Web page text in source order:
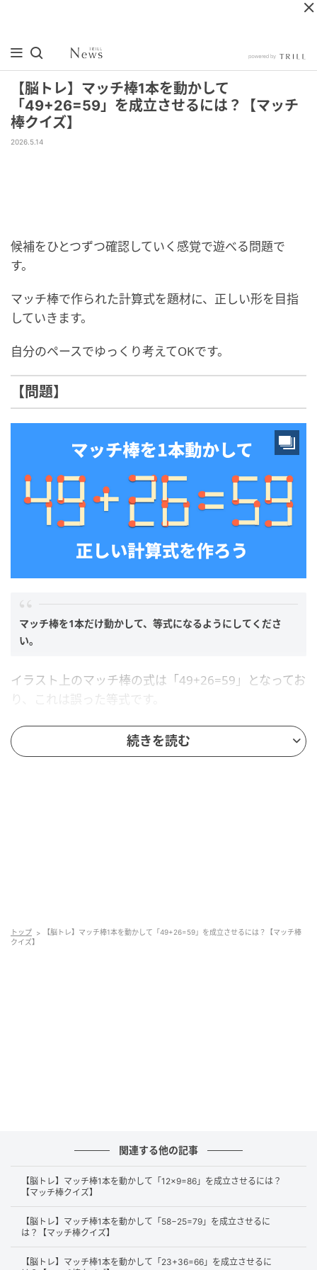
【脳トレ】マッチ棒1本を動かして
「49+26=59」を成立させるには？【マッチ
棒クイズ】
2026.5.14
候補をひとつずつ確認していく感覚で遊べる問題で
す。
マッチ棒で作られた計算式を題材に、正しい形を目指
していきます。
自分のペースでゆっくり考えてOKです。
【問題】
マッチ棒を1本だけ動かして、等式になるようにしてくださ
い。
イラスト上のマッチ棒の式は「49+26=59」となってお
り、これは誤った等式です。
マッチ棒をどのように動かせば正しい等式に修正できるか考え
「49」から1本動かす
続きを読む
トップ
【脳トレ】マッチ棒1本を動かして「49+26=59」を成立させるには？【マッチ棒
クイズ】
関連する他の記事
【脳トレ】マッチ棒1本を動かして「12×9=86」を成立させるには？
【マッチ棒クイズ】
【脳トレ】マッチ棒1本を動かして「58−25=79」を成立させるに
は？【マッチ棒クイズ】
【脳トレ】マッチ棒1本を動かして「23+36=66」を成立させるに